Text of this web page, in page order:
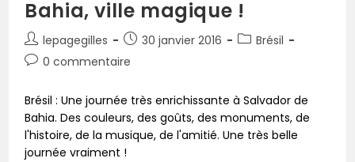
Bahia, ville magique !
lepagegilles 30 janvier 2016
Brésil
0 commentaire
Brésil : Une journée très enrichissante à Salvador de
Bahia. Des couleurs, des goûts, des monuments, de
l'histoire, de la musique, de l'amitié. Une très belle
journée vraiment !